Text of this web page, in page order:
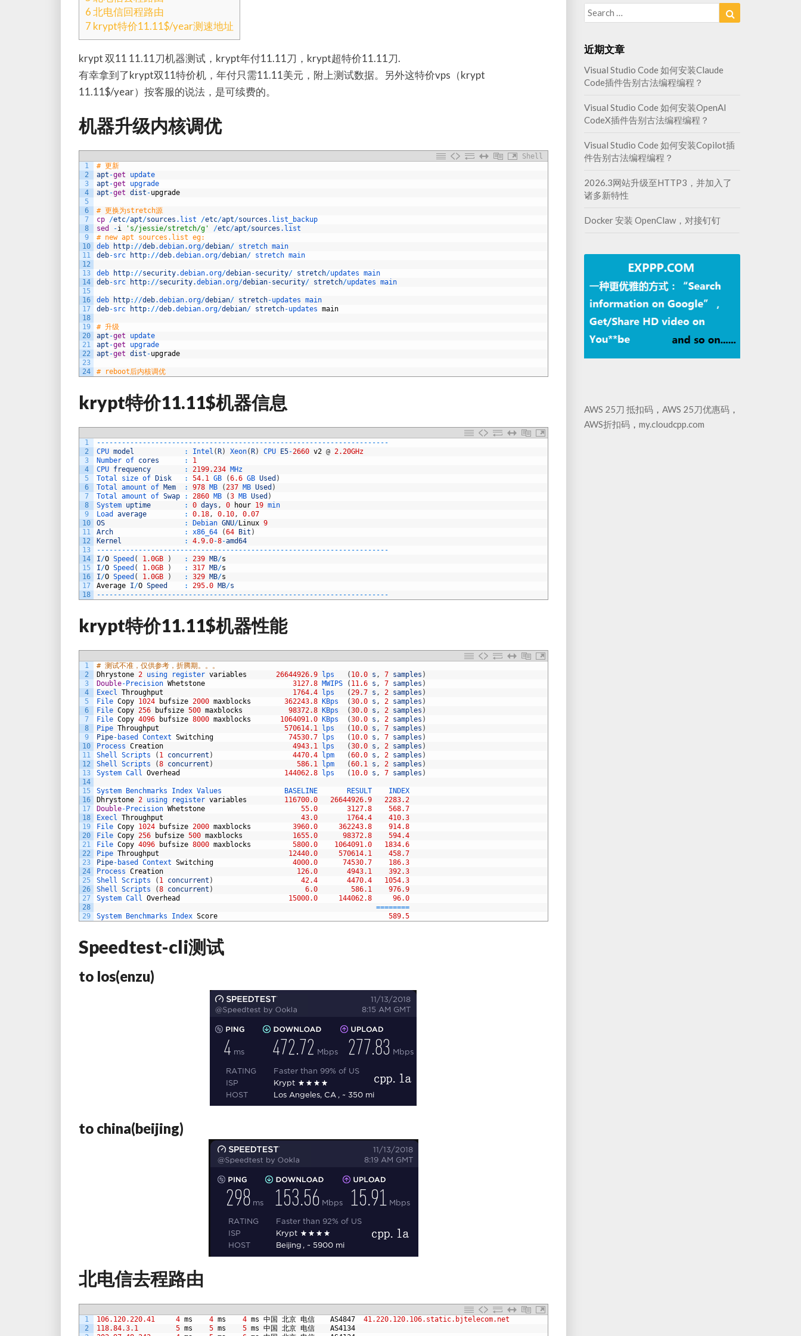
6北电信回程路由
7 krypt特价11.11$/year测速地址
krypt 双11 11.11刀机器测试，krypt年付11.11刀，krypt超特价11.11刀.
有幸拿到了krypt双11特价机，年付只需11.11美元，附上测试数据。另外这特价vps（krypt
11.11$/year）按客服的说法，是可续费的。
机器升级内核调优
Shell
1
2
3
4
5
6
7
8
9
10
11
12
13
14
15
16
17
18
19
20
21
22
23
24
# 更新
apt -get
update
apt -get
upgrade
apt -get dist -upgrade
# 更换为stretch源
cp /etc/apt/sources .list /etc/apt/sources .list_backup
sed
-i 's/jessie/stretch/g' /etc/apt/sources .list
# new apt sources.list eg:
deb
http: //deb.debian.org/debian/ stretch main
deb-src http: //deb.debian.org/debian/ stretch main
deb http: //security.debian.org/debian-security/ stretch/updates main
deb-src http: //security.debian.org/debian-security/ stretch/updates main
deb http: //deb.debian.org/debian/ stretch-updates main
deb-src http: //deb.debian.org/debian/ stretch-updates main
# 升级
apt -get
update
apt -get
upgrade
apt -get dist -upgrade
# reboot后内核调优
krypt特价11.11$机器信息
1
2
3
4
5
6
7
8
9
10
11
12
13
14
15
16
17
18
-- -- -- -- -- -- -- -- -- -- -- -- -- -- -- -- -- -- -- -- -- -- -- -- -- -- -- -- -- -- -- -- -- -- --
CPU model : Intel ( R) Xeon( R) CPU E5-2660 v2 @ 2.20GHz
Number of cores :
1
CPU frequency : 2199.234 MHz
Total size of Disk : 54.1 GB (6.6 GB Used )
Total amount of Mem : 978 MB (237 MB Used )
Total amount of Swap : 2860 MB (3 MB Used )
System uptime : 0 days , 0 hour 19 min
Load average : 0.18, 0.10,
0.07
OS
: Debian GNU/Linux 9
Arch
: x86_64 (64 Bit )
Kernel
: 4.9.0-8-amd64
-- -- -- -- -- -- -- -- -- -- -- -- -- -- -- -- -- -- -- -- -- -- -- -- -- -- -- -- -- -- -- -- -- -- --
I/O Speed ( 1.0GB ) : 239 MB/s
I/O Speed ( 1.0GB ) : 317 MB/s
I/O Speed ( 1.0GB ) : 329 MB/s
Average I/O Speed : 295.0 MB/s
-- -- -- -- -- -- -- -- -- -- -- -- -- -- -- -- -- -- -- -- -- -- -- -- -- -- -- -- -- -- -- -- -- -- --
krypt特价11.11$机器性能
1
2
3
4
5
6
7
8
9
10
11
12
13
14
15
16
17
18
19
20
21
22
23
24
25
26
27
28
29
# 测试不准，仅供参考，折腾期。。。
Dhrystone 2 using register variables 26644926.9 lps ( 10.0 s , 7 samples )
Double- Precision Whetstone 3127.8 MWIPS ( 11.6 s , 7 samples )
Execl Throughput 1764.4 lps (29.7 s , 2 samples )
File Copy 1024 bufsize 2000 maxblocks 362243.8 KBps (30.0 s , 2 samples )
File Copy 256 bufsize 500 maxblocks 98372.8 KBps (30.0 s , 2 samples )
File Copy 4096 bufsize 8000 maxblocks 1064091.0 KBps (30.0 s , 2 samples )
Pipe Throughput 570614.1 lps ( 10.0 s , 7 samples )
Pipe- based Context Switching 74530.7 lps ( 10.0 s , 7 samples )
Process Creation 4943.1 lps (30.0 s , 2 samples )
Shell Scripts ( 1 concurrent ) 4470.4 lpm (60.0 s , 2 samples )
Shell Scripts (8 concurrent ) 586.1 lpm (60.1 s , 2 samples )
System Call Overhead 144062.8 lps ( 10.0 s , 7 samples )
System Benchmarks Index Values BASELINE RESULT INDEX
Dhrystone 2 using register variables 116700.0 26644926.9
2283.2
Double- Precision Whetstone 55.0 3127.8
568.7
Execl Throughput 43.0 1764.4
410.3
File Copy 1024 bufsize 2000 maxblocks 3960.0 362243.8
914.8
File Copy 256 bufsize 500 maxblocks 1655.0 98372.8
594.4
File Copy 4096 bufsize 8000 maxblocks 5800.0 1064091.0
1834.6
Pipe Throughput 12440.0 570614.1
458.7
Pipe- based Context Switching 4000.0 74530.7
186.3
Process Creation 126.0 4943.1
392.3
Shell Scripts ( 1 concurrent ) 42.4 4470.4
1054.3
Shell Scripts (8 concurrent ) 6.0 586.1
976.9
System Call Overhead 15000.0 144062.8
96.0
========
System
Benchmarks Index Score 589.5
Speedtest-cli测试
to los(enzu)
to china(beijing)
北电信去程路由
1
2
106.120.220.41 4 ms 4 ms 4 ms 中国 北京 电信 AS4847
41.220.120.106.static.bjtelecom.net
118.84.3.1
5 ms 5 ms 5 ms 中国 北京 电信
AS4134
Search
for:
近期文章
Visual Studio Code 如何安装Claude
Code插件告别古法编程编程？
Visual Studio Code 如何安装OpenAI
CodeX插件告别古法编程编程？
Visual Studio Code 如何安装Copilot插
件告别古法编程编程？
2026.3网站升级至HTTP3，并加入了
诸多新特性
Docker 安装 OpenClaw，对接钉钉
AWS 25刀 抵扣码， AWS 25刀优惠码，
AWS折扣码， my.cloudcpp.com